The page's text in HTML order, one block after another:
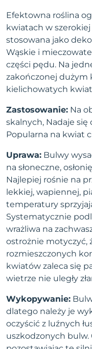
Efektowna roślina
kwiatach w
stosowana jako
Wąskie i
części pędu. Na
zakończonej dużym
kielichowatych
Zastosowanie: Na
skalnych, Nadaje
Popularna na kwiat
Uprawa: Bulwy
na słoneczne,
Najlepiej rośnie na
lekkiej, wapiennej,
temperatury
Systematycznie
wrażliwa na
ostrożnie motyczyć,
rozmieszczonych
kwiatów zaleca się
wietrze nie uległy
Wykopywanie:
dlatego należy je
oczyścić z luźnych
uszkodzonych